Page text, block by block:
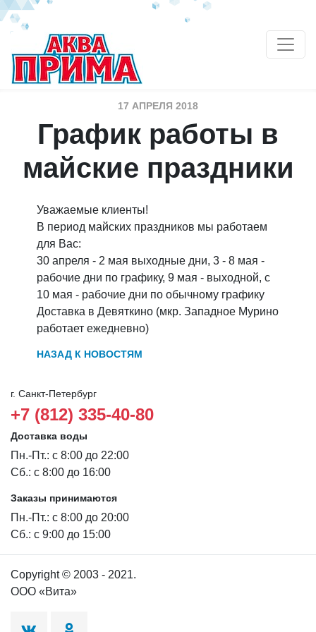
17 АПРЕЛЯ 2018
График работы в
майские праздники
Уважаемые клиенты!
В период майских праздников мы работаем
для Вас:
30 апреля - 2 мая выходные дни, 3 - 8 мая -
рабочие дни по графику, 9 мая - выходной, с
10 мая - рабочие дни по обычному графику
Доставка в Девяткино (мкр. Западное Мурино
работает ежедневно)
НАЗАД К НОВОСТЯМ
г. Санкт-Петербург
+7 (812) 335-40-80
Доставка воды
Пн.-Пт.: с 8:00 до 22:00
Сб.: с 8:00 до 16:00
Заказы принимаются
Пн.-Пт.: с 8:00 до 20:00
Сб.: с 9:00 до 15:00
Copyright © 2003 - 2021.
ООО «Вита»